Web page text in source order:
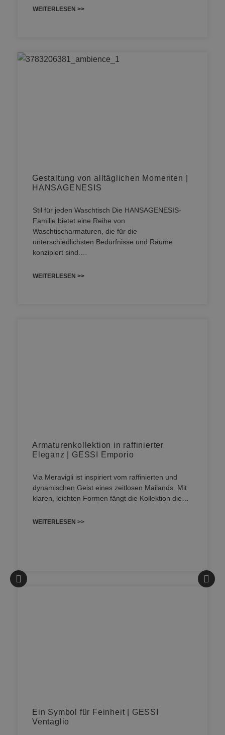
WEITERLESEN >>
Gestaltung von alltäglichen Momenten |
HANSAGENESIS
Stil für jeden Waschtisch Die HANSAGENESIS-
Familie bietet eine Reihe von
Waschtischarmaturen, die für die
unterschiedlichsten Bedürfnisse und Räume
konzipiert sind.…
WEITERLESEN >>
Armaturenkollektion in raffinierter
Eleganz | GESSI Emporio
Via Meravigli ist inspiriert vom raffinierten und
dynamischen Geist eines zeitlosen Mailands. Mit
klaren, leichten Formen fängt die Kollektion die…
WEITERLESEN >>
Ein Symbol für Feinheit | GESSI
Ventaglio